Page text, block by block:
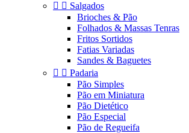
  Salgados
Brioches & Pão
Folhados & Massas Tenras
Fritos Sortidos
Fatias Variadas
Sandes & Baguetes
  Padaria
Pão Simples
Pão em Miniatura
Pão Dietético
Pão Especial
Pão de Regueifa